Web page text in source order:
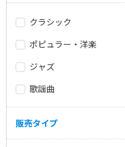
クラシック
ポピュラー・洋楽
ジャズ
歌謡曲
販売タイプ